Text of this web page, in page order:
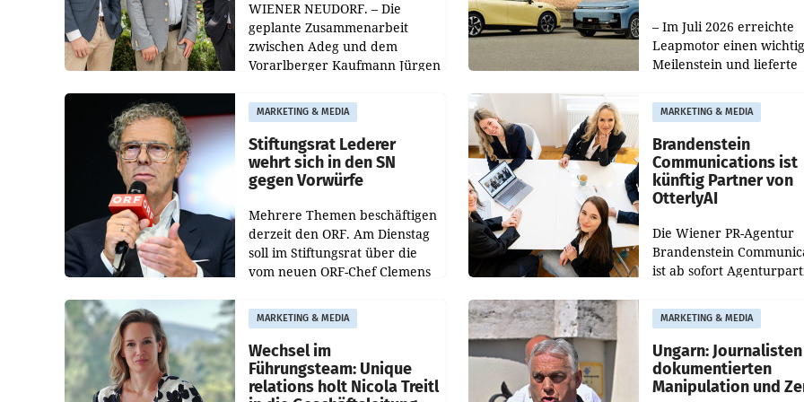
WIENER NEUDORF. – Die
geplante Zusammenarbeit
zwischen Adeg und dem
Vorarlberger Kaufmann Jürgen
freigegeben: Die
Bundeswettbewerbsbehörde
und der Bundeskartellanwalt
– Im Juli 2026 erreichte
Leapmotor einen
Meilenstein und lieferte
aus, womit sich das
gegenüber Juli 2025
verdoppelte (+102
MARKETING & MEDIA
Stiftungsrat Lederer
wehrt sich in den SN
gegen Vorwürfe
Mehrere Themen beschäftigen
derzeit den ORF. Am Dienstag
soll im Stiftungsrat über die
vom neuen ORF-Chef Clemens
Besetzungen für die
Direktionen abgestimmt
werden.
MARKETING & MEDIA
Brandenstein
Communications ist
künftig Partner von
OtterlyAI
Die Wiener PR-Agentur
Brandenstein
ist ab sofort
Optimierungsplattform
OtterlyAI. Damit baut die
Agentur ihr
MARKETING & MEDIA
Wechsel im
Führungsteam: Unique
relations holt Nicola Treitl
MARKETING & MEDIA
Ungarn: Journalisten
dokumentierten
Manipulation und